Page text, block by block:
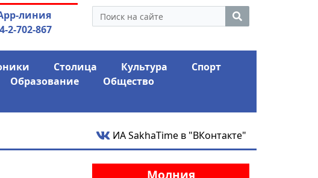
у Путина: смотрины или
разбор?
04.08.2026
заявил о
линия
2-702-867
Столица Культура
Спорт
Образование
Общество
ИА SakhaTime в "ВКонтакте"
Молния